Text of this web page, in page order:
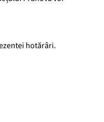
hotărâri.